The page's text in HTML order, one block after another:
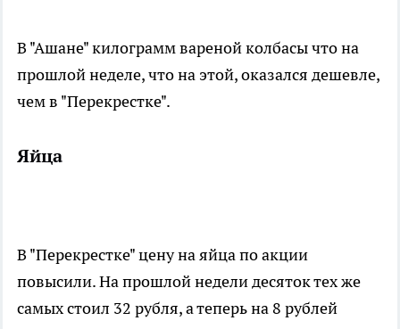
В "Ашане" килограмм вареной колбасы что на
прошлой неделе, что на этой, оказался дешевле,
чем в "Перекрестке".
Яйца
В "Перекрестке" цену на яйца по акции
повысили. На прошлой недели десяток тех же
самых стоил 32 рубля, а теперь на 8 рублей